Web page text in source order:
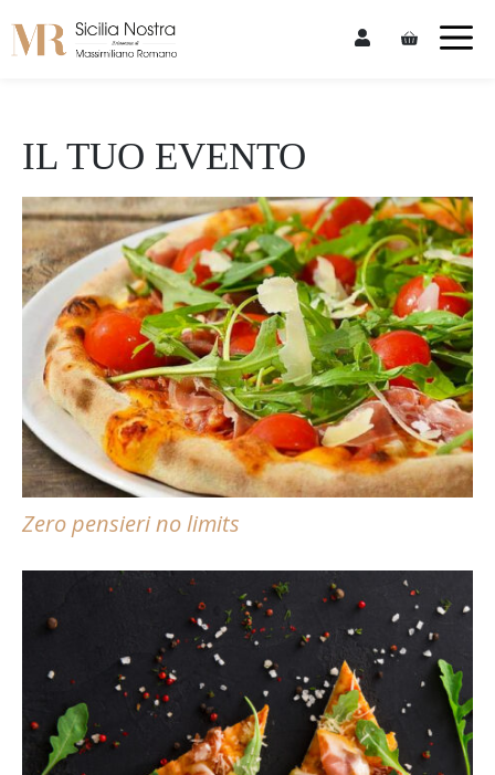
IL TUO EVENTO
Zero pensieri no limits